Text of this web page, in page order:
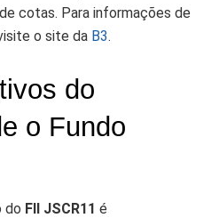
cotas. Para informações de
o site da B3.
do
o Fundo
do FII JSCR11 é